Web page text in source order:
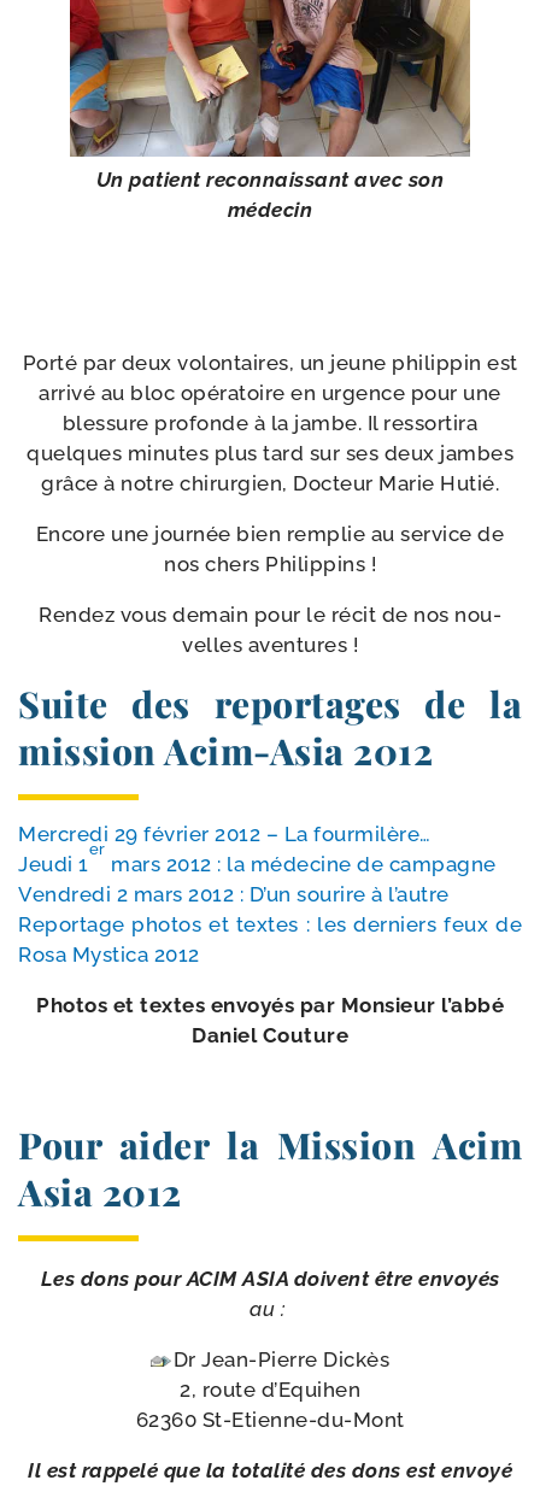
Un patient recon­nais­sant avec son
médecin
Porté par deux volon­taires, un jeune phi­lip­pin est
arri­vé au bloc opé­ra­toire en urgence pour une
bles­sure pro­fonde à la jambe. Il res­sor­ti­ra
quelques minutes plus tard sur ses deux jambes
grâce à notre chi­rur­gien, Docteur Marie Hutié.
Encore une jour­née bien rem­plie au ser­vice de
nos chers Philippins !
Rendez vous demain pour le récit de nos nou­
velles aventures !
Suite des reportages de la
mission Acim-​Asia 2012
Mercredi 29 février 2012 – La four­mi­lère…
Jeudi 1
er
mars 2012 : la méde­cine de cam­pagne
Vendredi 2 mars 2012 : D’un sou­rire à l’autre
Reportage pho­tos et textes : les der­niers feux de
Rosa Mystica 2012
Photos et textes envoyés par Monsieur l’ab­bé
Daniel Couture
Pour aider la Mission Acim
Asia 2012
Les dons pour ACIM ASIA doivent être envoyés
au :
Dr Jean-​Pierre Dickès
2, route d’Equihen
62360 St-Etienne-du-Mont
Il est rap­pe­lé que la tota­li­té des dons est envoyé